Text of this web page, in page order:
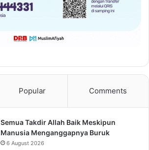
Popular Comments
Semua Takdir Allah Baik Meskipun
Manusia Menganggapnya Buruk
6 August 2026